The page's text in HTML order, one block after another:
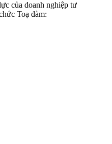
của doanh nghiệp tư
Toạ đàm: